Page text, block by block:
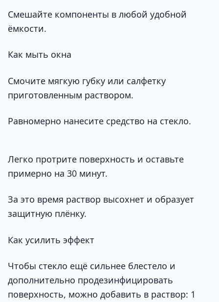
Смешайте компоненты в любой удобной
ёмкости.
Как мыть окна
Смочите мягкую губку или салфетку
приготовленным раствором.
Равномерно нанесите средство на стекло.
Легко протрите поверхность и оставьте
примерно на 30 минут.
За это время раствор высохнет и образует
защитную плёнку.
Как усилить эффект
Чтобы стекло ещё сильнее блестело и
дополнительно продезинфицировать
поверхность, можно добавить в раствор: 1